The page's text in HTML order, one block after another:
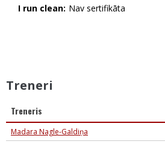
I run clean: Nav sertifikāta
Treneri
Treneris
Madara Nagle-Galdiņa